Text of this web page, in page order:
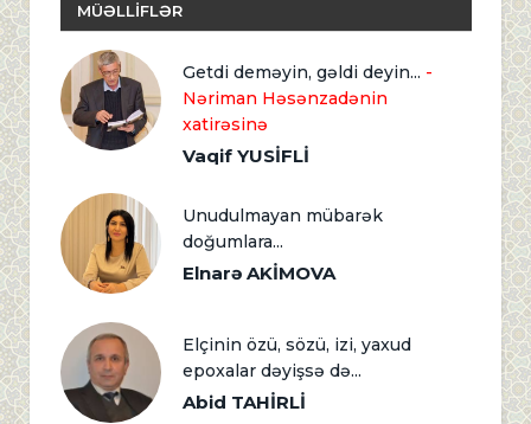
MÜƏLLİFLƏR
Getdi deməyin, gəldi deyin... -
Nəriman Həsənzadənin
xatirəsinə
Vaqif YUSİFLİ
Unudulmayan mübarək
doğumlara...
Elnarə AKİMOVA
Elçinin özü, sözü, izi, yaxud
epoxalar dəyişsə də...
Abid TAHİRLİ